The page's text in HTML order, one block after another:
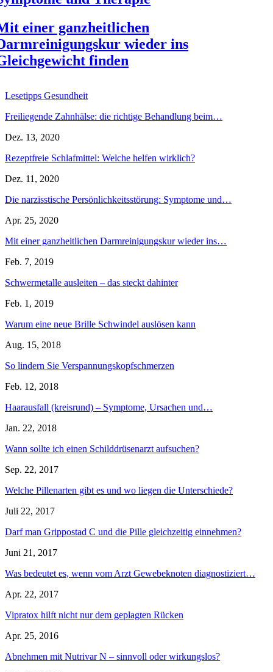
einer ganzheitlichen
wieder ins
finden
Lesetipps Gesundheit
Freiliegende Zahnhälse: die richtige Behandlung beim…
Dez. 13, 2020
Rezeptfreie Schlafmittel: Welche helfen wirklich?
Dez. 11, 2020
Die narzisstische Persönlichkeitsstörung: Symptome und…
Apr. 25, 2020
Mit einer ganzheitlichen Darmreinigungskur wieder ins…
Feb. 7, 2019
Schwermetalle ausleiten – das steckt dahinter
Feb. 1, 2019
Warum eine neue Brille Schwindel auslösen kann
Aug. 15, 2018
So lindern Sie Verspannungskopfschmerzen
Feb. 12, 2018
Haarausfall (kreisrund) – Symptome, Ursachen und…
Jan. 22, 2018
Wann sollte ich einen Schilddrüsenarzt aufsuchen?
Sep. 22, 2017
Welche Pillenarten gibt es und wo liegen die Unterschiede?
Juli 22, 2017
Darf man Grippostad C und die Pille gleichzeitig einnehmen?
Juni 21, 2017
Was bedeutet es, wenn vom Arzt Gewebeknoten diagnostiziert…
Apr. 22, 2017
Vipratox hilft nicht nur dem geplagten Rücken
Apr. 25, 2016
Abnehmen mit Nutrivar N – sinnvoll oder wirkungslos?